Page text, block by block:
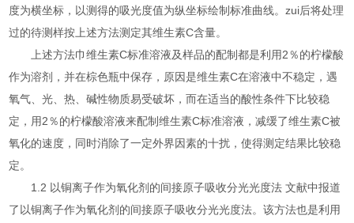
度为横坐标，以测得的吸光度值为纵坐标绘制标准曲线。zui后将处理
过的待测样按上述方法测定其维生素C含量。
上述方法巾维生素C标准溶液及样品的配制都是利用2％的柠檬酸
作为溶剂，并在棕色瓶中保存，原因是维生素C在溶液中不稳定，遇
氧气、光、热、碱性物质易受破坏，而在适当的酸性条件下比较稳
定，用2％的柠檬酸溶液来配制维生素C标准溶液，减缓了维生素C被
氧化的速度，同时消除了一定外界因素的十扰，使得测定结果比较稳
定。
1.2 以铜离子作为氧化剂的间接原子吸收分光光度法 文献中报道
了以铜离子作为氧化剂的间接原子吸收分光光度法。该方法也是利用